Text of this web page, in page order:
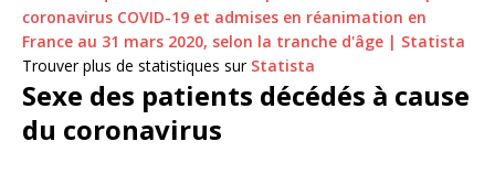
Trouver plus de statistiques sur Statista
Sexe des patients décédés à cause
du coronavirus